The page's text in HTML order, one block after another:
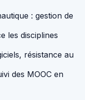
: gestion de
les disciplines
résistance au
des MOOC en